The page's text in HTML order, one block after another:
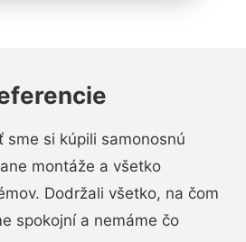
sme si kúpili samonosnú
montáže a všetko
Dodržali všetko, na čom
spokojní a nemáme čo